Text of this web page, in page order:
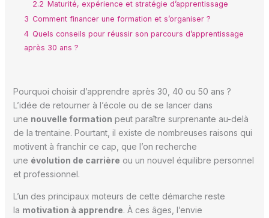
2.2 Maturité, expérience et stratégie d’apprentissage
3 Comment financer une formation et s’organiser ?
4 Quels conseils pour réussir son parcours d’apprentissage
après 30 ans ?
Pourquoi choisir d’apprendre après 30, 40 ou 50 ans ?
L’idée de retourner à l’école ou de se lancer dans
une nouvelle formation peut paraître surprenante au-delà
de la trentaine. Pourtant, il existe de nombreuses raisons qui
motivent à franchir ce cap, que l’on recherche
une évolution de carrière ou un nouvel équilibre personnel
et professionnel.
L’un des principaux moteurs de cette démarche reste
la motivation à apprendre. À ces âges, l’envie